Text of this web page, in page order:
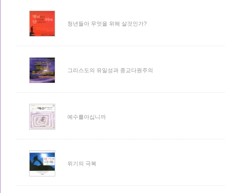
청년들아 무엇을 위해 살것인가?
그리스도의 유일성과 종교다원주의
예수를아십니까
위기의 극복